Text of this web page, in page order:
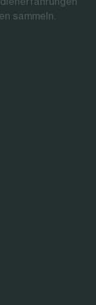
sammeln.